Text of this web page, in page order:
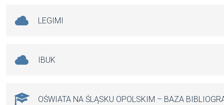
LEGIMI
IBUK
OŚWIATA NA ŚLĄSKU OPOLSKIM – BAZA